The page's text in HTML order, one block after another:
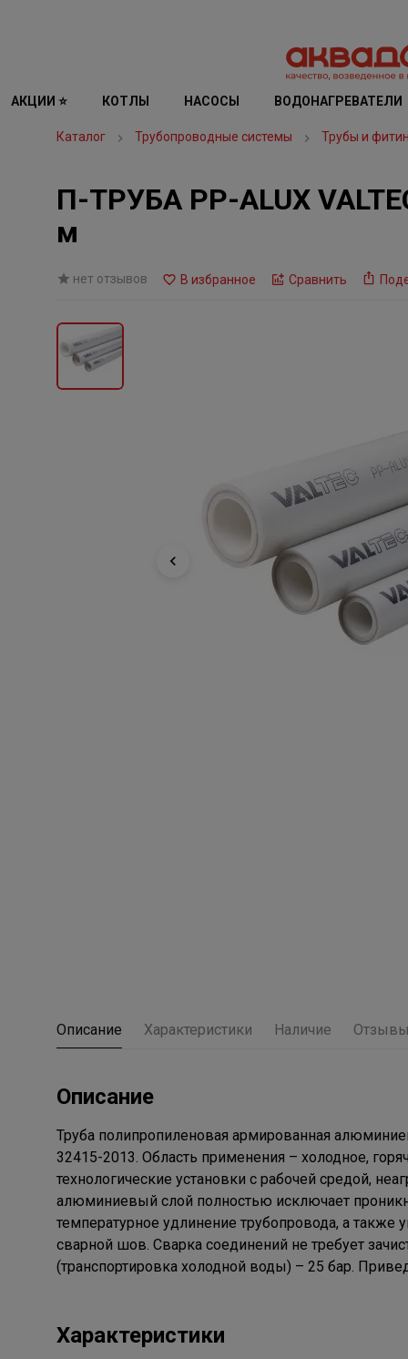
АКЦИИ ⭐ КОТЛЫ НАСОСЫ ВОДОНАГРЕВАТЕЛИ
Каталог Трубопроводные системы Трубы и
П-ТРУБА PP-ALUX
м
нет отзывов В избранное Сравнить
Описание Характеристики Наличие Отзывы
Описание
Труба полипропиленовая армированная
32415-2013. Область применения – холодное,
технологические установки с рабочей средой,
алюминиевый слой полностью исключает
температурное удлинение трубопровода, а
сварной шов. Сварка соединений не требует
(транспортировка холодной воды) – 25 бар.
Характеристики